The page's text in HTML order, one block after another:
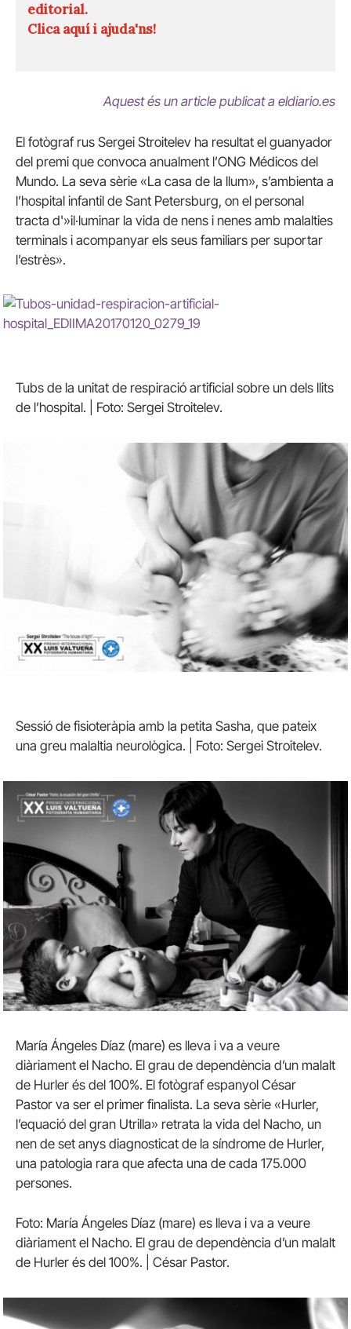
editorial.
Clica aquí i ajuda'ns!
Aquest és un article publicat a eldiario.es
El fotògraf rus Sergei Stroitelev ha resultat el guanyador
del premi que convoca anualment l’ONG Médicos del
Mundo. La seva sèrie «La casa de la llum», s’ambienta a
l’hospital infantil de Sant Petersburg, on el personal
tracta d'»il·luminar la vida de nens i nenes amb malalties
terminals i acompanyar els seus familiars per suportar
l’estrès».
Tubs de la unitat de respiració artificial sobre un dels llits
de l’hospital. | Foto: Sergei Stroitelev.
Sessió de fisioteràpia amb la petita Sasha, que pateix
una greu malaltia neurològica. | Foto: Sergei Stroitelev.
María Ángeles Díaz (mare) es lleva i va a veure
diàriament el Nacho. El grau de dependència d’un malalt
de Hurler és del 100%. El fotògraf espanyol César
Pastor va ser el primer finalista. La seva sèrie «Hurler,
l’equació del gran Utrilla» retrata la vida del Nacho, un
nen de set anys diagnosticat de la síndrome de Hurler,
una patologia rara que afecta una de cada 175.000
persones.
Foto: María Ángeles Díaz (mare) es lleva i va a veure
diàriament el Nacho. El grau de dependència d’un malalt
de Hurler és del 100%. | César Pastor.